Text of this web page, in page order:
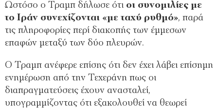
Ωστόσο ο Τραμπ δήλωσε ότι οι συνομιλίες με
το Ιράν συνεχίζονται «με ταχύ ρυθμό», παρά
τις πληροφορίες περί διακοπής των έμμεσων
επαφών μεταξύ των δύο πλευρών.
Ο Τραμπ ανέφερε επίσης ότι δεν έχει λάβει επίσημη
ενημέρωση από την Τεχεράνη πως οι
διαπραγματεύσεις έχουν ανασταλεί,
υπογραμμίζοντας ότι εξακολουθεί να θεωρεί